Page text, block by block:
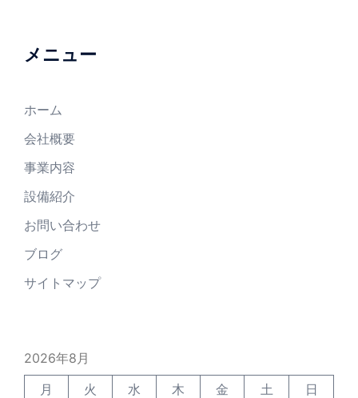
メニュー
ホーム
会社概要
事業内容
設備紹介
お問い合わせ
ブログ
サイトマップ
2026年8月
月
火 水 木 金 土
日